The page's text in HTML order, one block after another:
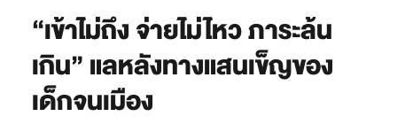
“เข้าไม่ถึง จ่ายไม่ไหว ภาระล้น
เกิน” แลหลังทางแสนเข็ญของ
เด็กจนเมือง